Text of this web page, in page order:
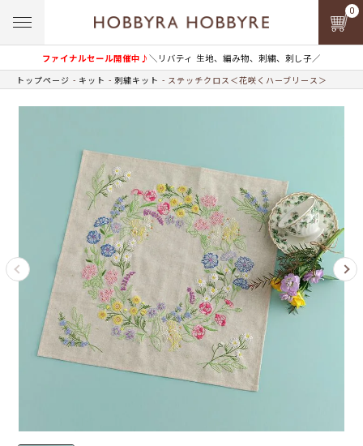
ファイナルセール開催中♪＼リバティ 生地、編み物、刺繍、刺し子／
0
トップページ キット 刺繍キット ステッチクロス＜花咲くハーブリース＞